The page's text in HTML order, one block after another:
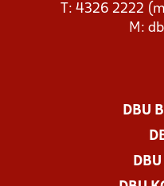
T: 4326 2222
M:
DBU